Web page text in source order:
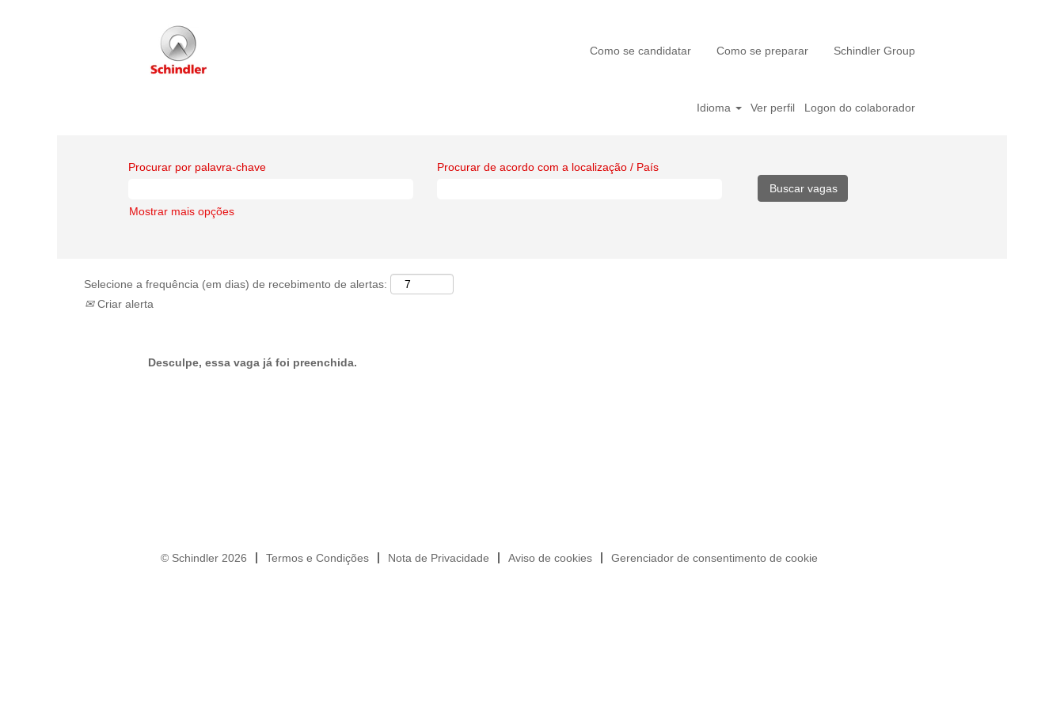
Como se candidatar Como se preparar Schindler Group
Idioma Ver perfil Logon do colaborador
Procurar por palavra-chave Procurar de acordo com a localização / País
Mostrar mais opções
Selecione a frequência (em dias) de recebimento de alertas:
Criar alerta
Desculpe, essa vaga já foi preenchida.
© Schindler 2026 Termos e Condições Nota de Privacidade Aviso de cookies Gerenciador de consentimento de cookie